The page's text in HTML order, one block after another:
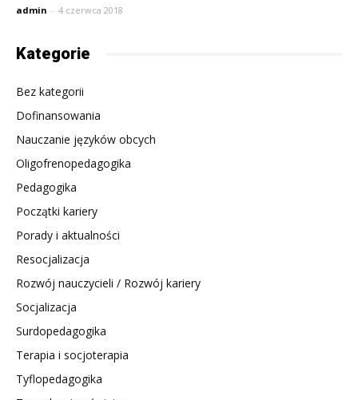
admin - 4 czerwca 2018
Kategorie
Bez kategorii
Dofinansowania
Nauczanie języków obcych
Oligofrenopedagogika
Pedagogika
Początki kariery
Porady i aktualności
Resocjalizacja
Rozwój nauczycieli / Rozwój kariery
Socjalizacja
Surdopedagogika
Terapia i socjoterapia
Tyflopedagogika